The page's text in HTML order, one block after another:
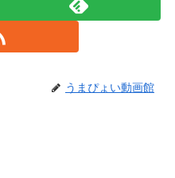
うまぴょい動画館